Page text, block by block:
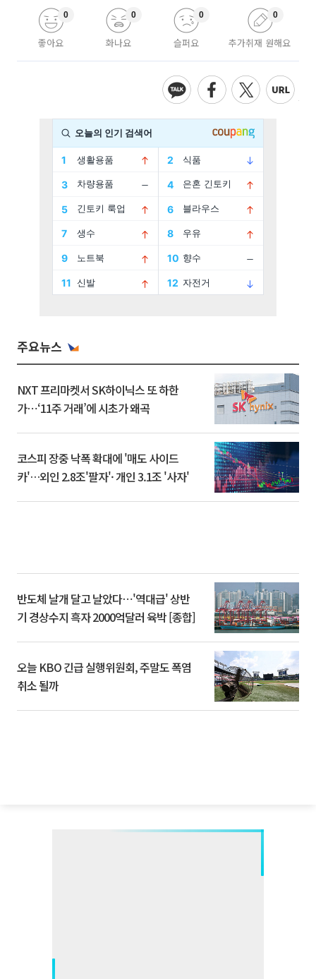
좋아요
0
화나요
0
슬퍼요
0
추가취재 원해요
0
주요뉴스
NXT 프리마켓서 SK하이닉스 또 하한
가⋯‘11주 거래’에 시초가 왜곡
코스피 장중 낙폭 확대에 '매도 사이드
카'…외인 2.8조'팔자'· 개인 3.1조 '사자'
반도체 날개 달고 날았다⋯'역대급' 상반
기 경상수지 흑자 2000억달러 육박 [종합]
오늘 KBO 긴급 실행위원회, 주말도 폭염
취소 될까